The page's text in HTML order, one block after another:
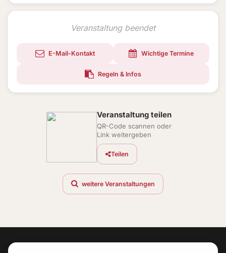
Veranstaltung beendet
E-Mail-Kontakt Wichtige Termine
Regeln & Infos
Veranstaltung teilen
QR-Code scannen oder
Link weitergeben
Teilen
weitere Veranstaltungen